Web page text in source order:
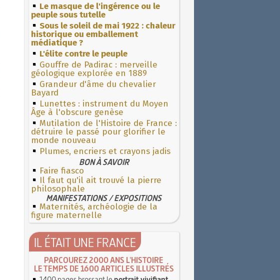
Le masque de l'ingérence ou le
peuple sous tutelle
Sous le soleil de mai 1922 : chaleur
historique ou emballement
médiatique ?
L'élite contre le peuple
Gouffre de Padirac : merveille
géologique explorée en 1889
Grandeur d'âme du chevalier
Bayard
Lunettes : instrument du Moyen
Âge à l'obscure genèse
Mutilation de l'Histoire de France :
détruire le passé pour glorifier le
monde nouveau
Plumes, encriers et crayons jadis
BON À SAVOIR
Faire fiasco
Il faut qu'il ait trouvé la pierre
philosophale
MANIFESTATIONS / EXPOSITIONS
Maternités, archéologie de la
figure maternelle
IL ÉTAIT UNE FRANCE
PARCOUREZ 2000 ANS L'HISTOIRE
LE TEMPS DE 1600 ARTICLES ILLUSTRÉS